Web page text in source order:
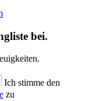
bei.
Ich stimme den
zu